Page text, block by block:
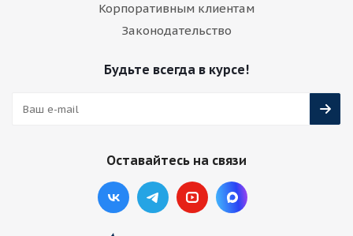
Корпоративным клиентам
Законодательство
Будьте всегда в курсе!
Оставайтесь на связи